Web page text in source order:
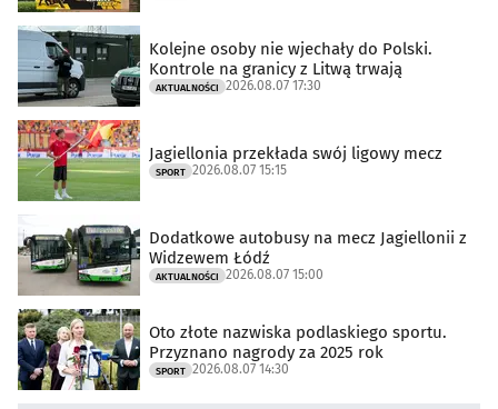
Kolejne osoby nie wjechały do Polski.
Kontrole na granicy z Litwą trwają
AKTUALNOŚCI 2026.08.07 17:30
Jagiellonia przekłada swój ligowy mecz
SPORT 2026.08.07 15:15
Dodatkowe autobusy na mecz Jagiellonii z
Widzewem Łódź
AKTUALNOŚCI 2026.08.07 15:00
Oto złote nazwiska podlaskiego sportu.
Przyznano nagrody za 2025 rok
SPORT 2026.08.07 14:30